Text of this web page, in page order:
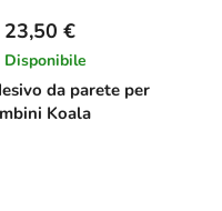
da parete per
Koala
23,50 €
Disponibile